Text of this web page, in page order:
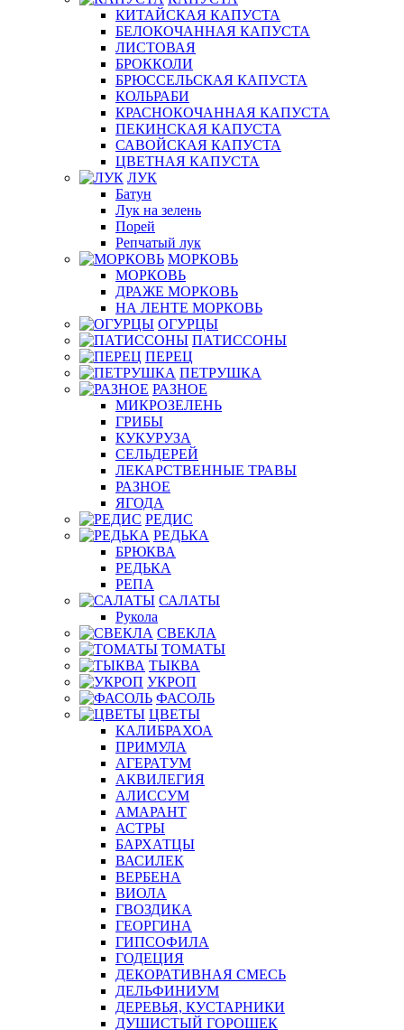
КИТАЙСКАЯ КАПУСТА
БЕЛОКОЧАННАЯ КАПУСТА
ЛИСТОВАЯ
БРОККОЛИ
БРЮССЕЛЬСКАЯ КАПУСТА
КОЛЬРАБИ
КРАСНОКОЧАННАЯ КАПУСТА
ПЕКИНСКАЯ КАПУСТА
САВОЙСКАЯ КАПУСТА
ЦВЕТНАЯ КАПУСТА
ЛУК
Батун
Лук на зелень
Порей
Репчатый лук
МОРКОВЬ
МОРКОВЬ
ДРАЖЕ МОРКОВЬ
НА ЛЕНТЕ МОРКОВЬ
ОГУРЦЫ
ПАТИССОНЫ
ПЕРЕЦ
ПЕТРУШКА
РАЗНОЕ
МИКРОЗЕЛЕНЬ
ГРИБЫ
КУКУРУЗА
СЕЛЬДЕРЕЙ
ЛЕКАРСТВЕННЫЕ ТРАВЫ
РАЗНОЕ
ЯГОДА
РЕДИС
РЕДЬКА
БРЮКВА
РЕДЬКА
РЕПА
САЛАТЫ
Рукола
СВЕКЛА
ТОМАТЫ
ТЫКВА
УКРОП
ФАСОЛЬ
ЦВЕТЫ
КАЛИБРАХОА
ПРИМУЛА
АГЕРАТУМ
АКВИЛЕГИЯ
АЛИССУМ
АМАРАНТ
АСТРЫ
БАРХАТЦЫ
ВАСИЛЕК
ВЕРБЕНА
ВИОЛА
ГВОЗДИКА
ГЕОРГИНА
ГИПСОФИЛА
ГОДЕЦИЯ
ДЕКОРАТИВНАЯ СМЕСЬ
ДЕЛЬФИНИУМ
ДЕРЕВЬЯ, КУСТАРНИКИ
ДУШИСТЫЙ ГОРОШЕК